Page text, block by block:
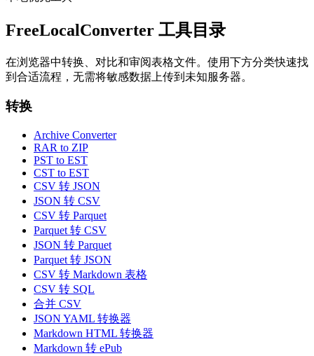
FreeLocalConverter 工具目录
在浏览器中转换、对比和审阅表格文件。使用下方分类快速找
到合适流程，无需将敏感数据上传到未知服务器。
转换
Archive Converter
RAR to ZIP
PST to EST
CST to EST
CSV 转 JSON
JSON 转 CSV
CSV 转 Parquet
Parquet 转 CSV
JSON 转 Parquet
Parquet 转 JSON
CSV 转 Markdown 表格
CSV 转 SQL
合并 CSV
JSON YAML 转换器
Markdown HTML 转换器
Markdown 转 ePub